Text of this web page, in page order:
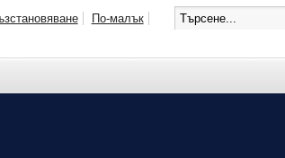
По-малък